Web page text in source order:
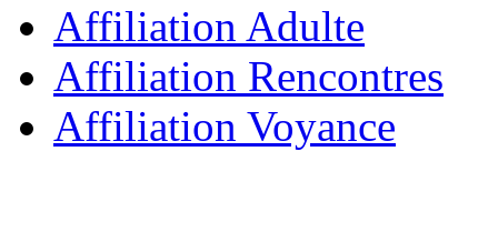
Affiliation Adulte
Affiliation Rencontres
Affiliation Voyance